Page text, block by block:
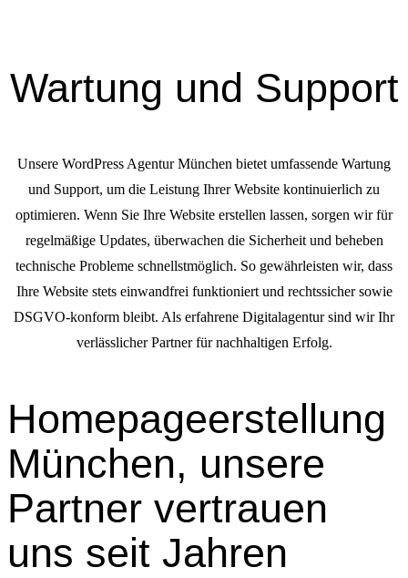
Wartung und Support
Unsere WordPress Agentur München bietet umfassende Wartung
und Support, um die Leistung Ihrer Website kontinuierlich zu
optimieren. Wenn Sie Ihre Website erstellen lassen, sorgen wir für
regelmäßige Updates, überwachen die Sicherheit und beheben
technische Probleme schnellstmöglich. So gewährleisten wir, dass
Ihre Website stets einwandfrei funktioniert und rechtssicher sowie
DSGVO-konform bleibt. Als erfahrene Digitalagentur sind wir Ihr
verlässlicher Partner für nachhaltigen Erfolg.
Homepageerstellung
München, unsere
Partner vertrauen
uns seit Jahren